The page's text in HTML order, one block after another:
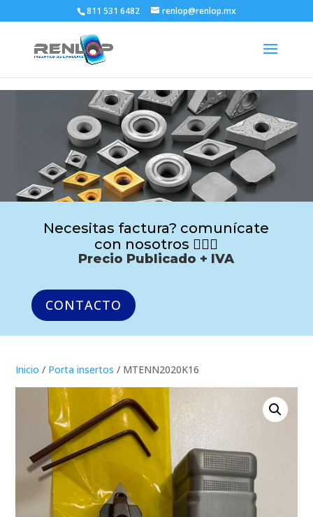
811 531 6482 renlop@renlop.mx
Necesitas factura? comunícate
con nosotros 🙋🏻‍♂️
Precio Publicado + IVA
CONTACTO
Inicio / Porta insertos / MTENN2020K16